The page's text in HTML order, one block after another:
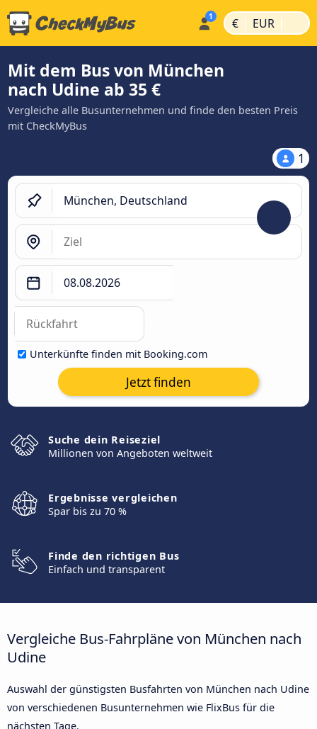
€ | EUR |
Mit dem Bus von München
nach Udine ab 35 €
Vergleiche alle Busunternehmen und finde den besten Preis
mit CheckMyBus
1
Unterkünfte finden mit Booking.com
Jetzt finden
Suche dein Reiseziel
Millionen von Angeboten weltweit
Ergebnisse vergleichen
Spar bis zu 70 %
Finde den richtigen Bus
Einfach und transparent
Vergleiche Bus-Fahrpläne von München nach
Udine
Auswahl der günstigsten Busfahrten von München nach Udine
von verschiedenen Busunternehmen wie FlixBus für die
nächsten Tage.